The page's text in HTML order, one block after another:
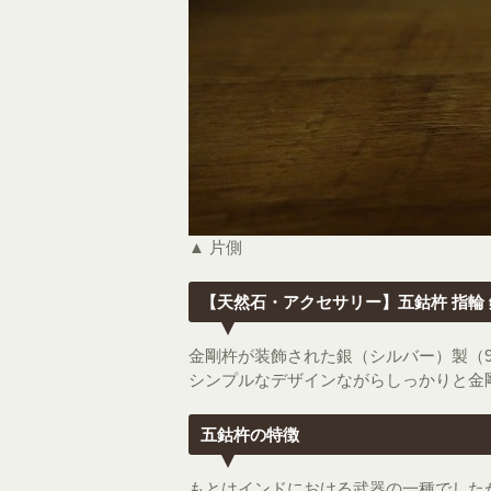
▲ 片側
【天然石・アクセサリー】五鈷杵 指
金剛杵が装飾された銀（シルバー）製（
シンプルなデザインながらしっかりと
五鈷杵の特徴